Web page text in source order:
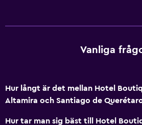
Vanliga
Hur långt är det mellan Hotel
Altamira och Santiago de
Hur tar man sig bäst till Hotel